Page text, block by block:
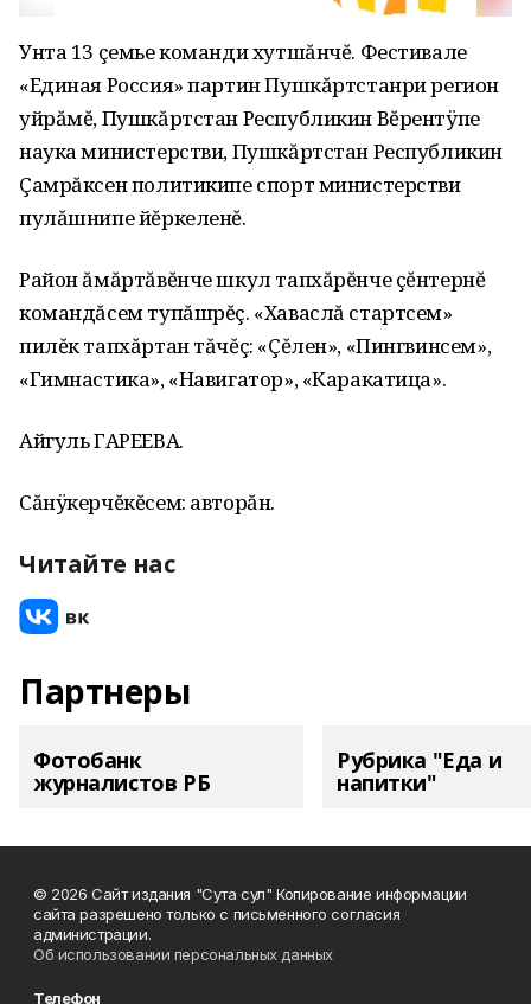
Унта 13 çемье команди хутшăнчĕ. Фестивале
«Единая Россия» партин Пушкăртстанри регион
уйрăмĕ, Пушкăртстан Республикин Вĕрентÿпе
наука министерстви, Пушкăртстан Республикин
Çамрăксен политикипе спорт министерстви
пулăшнипе йĕркеленĕ.
Район ăмăртăвĕнче шкул тапхăрĕнче çĕнтернĕ
командăсем тупăшрĕç. «Хаваслă стартсем»
пилĕк тапхăртан тăчĕç: «Çĕлен», «Пингвинсем»,
«Гимнастика», «Навигатор», «Каракатица».
Айгуль ГАРЕЕВА.
Сăнÿкерчĕкĕсем: авторăн.
Читайте нас
Партнеры
Фотобанк
журналистов РБ
Рубрика "Еда и
напитки"
© 2026 Сайт издания "Сута сул" Копирование информации
сайта разрешено только с письменного согласия
администрации.
Об использовании персональных данных
Телефон